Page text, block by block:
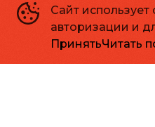
Сайт использует
авторизации и
ПринятьЧитать
Приложения